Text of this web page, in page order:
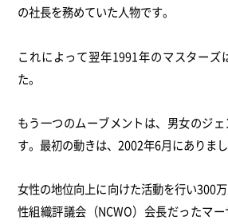
の社長を務めていた人物です。
これによって翌年1991年のマスターズ
た。
もう一つのムーブメントは、男女のジ
す。最初の動きは、2002年6月にありまし
女性の地位向上に向けた活動を行い300
性組織評議会（NCWO）会長だったマ